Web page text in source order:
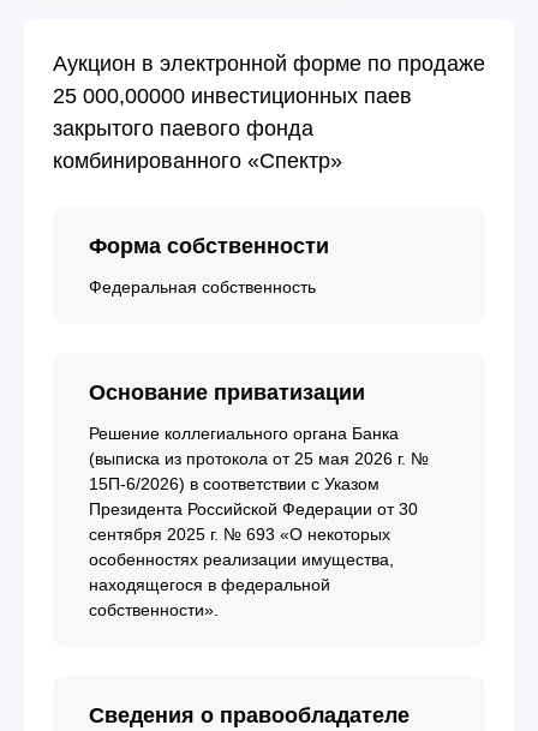
Аукцион в электронной форме по продаже
25 000,00000 инвестиционных паев
закрытого паевого фонда
комбинированного «Спектр»
Форма собственности
Федеральная собственность
Основание приватизации
Решение коллегиального органа Банка
(выписка из протокола от 25 мая 2026 г. №
15П-6/2026) в соответствии с Указом
Президента Российской Федерации от 30
сентября 2025 г. № 693 «О некоторых
особенностях реализации имущества,
находящегося в федеральной
собственности».
Сведения о правообладателе